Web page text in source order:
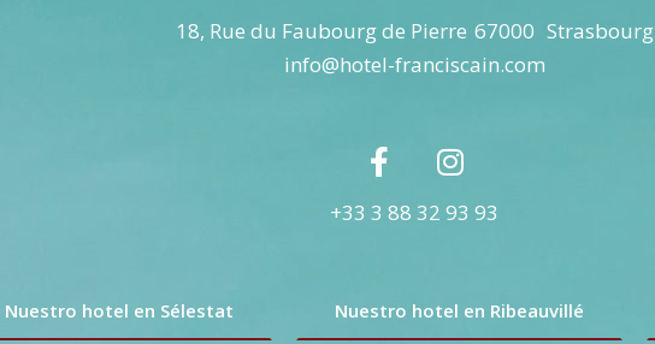
18, Rue du Faubourg de Pierre 67000 Strasbourg
info@hotel-franciscain.com
+33 3 88 32 93 93
Nuestro hotel en Sélestat Nuestro hotel en Ribeauvillé